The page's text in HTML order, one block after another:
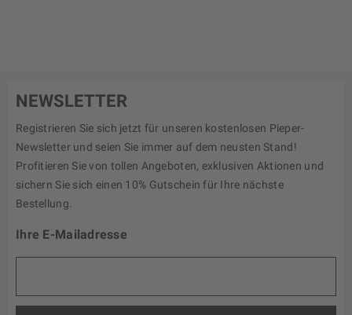
NEWSLETTER
Registrieren Sie sich jetzt für unseren kostenlosen Pieper-
Newsletter und seien Sie immer auf dem neusten Stand!
Profitieren Sie von tollen Angeboten, exklusiven Aktionen und
sichern Sie sich einen 10% Gutschein für Ihre nächste
Bestellung.
Ihre E-Mailadresse